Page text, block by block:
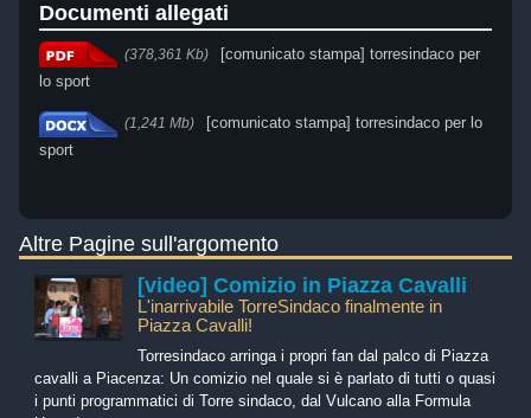
Documenti allegati
(378,361 Kb)
[comunicato stampa] torresindaco per
lo sport
(1,241 Mb)
[comunicato stampa] torresindaco per lo
sport
Altre Pagine sull'argomento
[video] Comizio in Piazza Cavalli
L'inarrivabile TorreSindaco finalmente in
Piazza Cavalli!
Torresindaco arringa i propri fan dal palco di Piazza
cavalli a Piacenza: Un comizio nel quale si è parlato di tutti o quasi
i punti programmatici di Torre sindaco, dal Vulcano alla Formula